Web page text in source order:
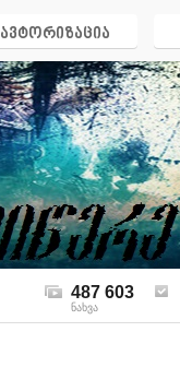
ავტორიზაცია
487 603
ნახვა